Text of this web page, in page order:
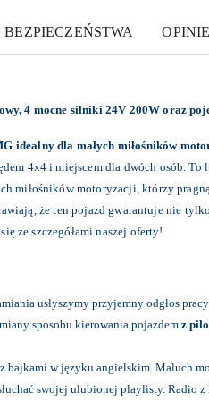
4 mocne silniki 24V 200W oraz
idealny dla małych miłośników
4x4 i miejscem dla dwóch osób.
miłośników motoryzacji, którzy
że ten pojazd gwarantuje nie
ze szczegółami naszej oferty!
usłyszymy przyjemny odgłos
sposobu kierowania pojazdem z
w języku angielskim. Maluch
swojej ulubionej playlisty. Radio z